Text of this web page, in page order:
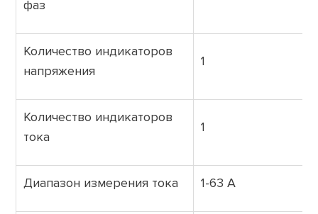
фаз
Количество индикаторов
напряжения
1
Количество индикаторов
тока
1
Диапазон измерения тока 1-63 А